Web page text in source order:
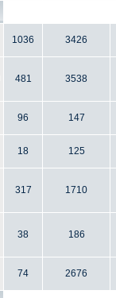
1036 3426
481 3538
96 147
18 125
317 1710
38 186
74 2676